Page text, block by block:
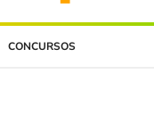
CONCURSOS